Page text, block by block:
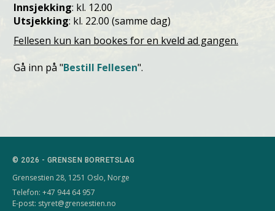
Innsjekking: kl. 12.00
Utsjekking: kl. 22.00 (samme dag)
Fellesen kun kan bookes for en kveld ad gangen.
Gå inn på "Bestill Fellesen".
© 2026 - GRENSEN BORRETSLAG
Grensestien 28, 1251 Oslo, Norge
Telefon: +47 944 64 957
E-post: styret@grensestien.no